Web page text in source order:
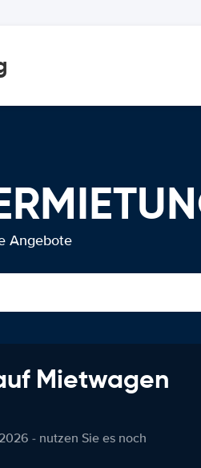
Angebote
Mietwagen
- nutzen Sie es noch